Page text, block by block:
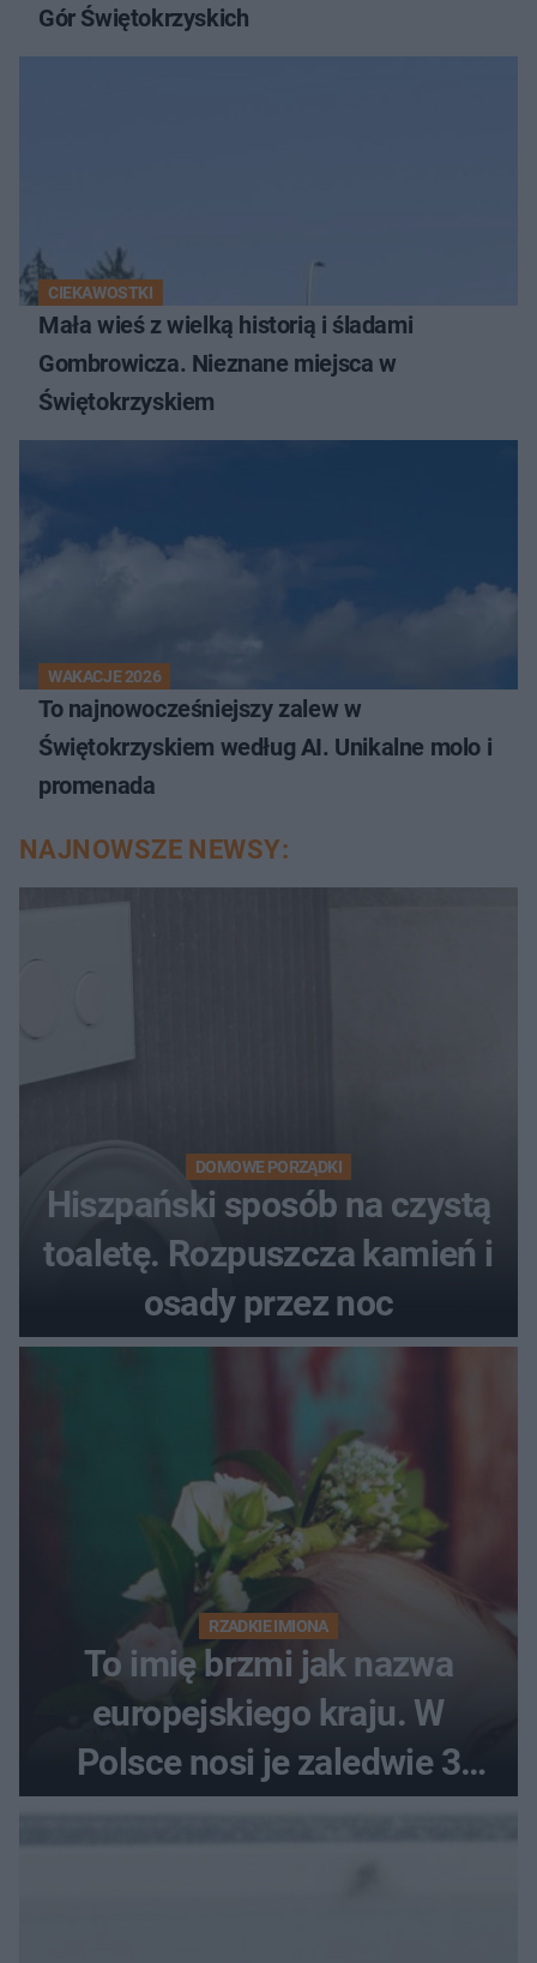
Gór Świętokrzyskich
CIEKAWOSTKI
Mała wieś z wielką historią i śladami
Gombrowicza. Nieznane miejsca w
Świętokrzyskiem
WAKACJE 2026
To najnowocześniejszy zalew w
Świętokrzyskiem według AI. Unikalne molo i
promenada
NAJNOWSZE NEWSY:
DOMOWE PORZĄDKI
Hiszpański sposób na czystą
toaletę. Rozpuszcza kamień i
osady przez noc
RZADKIE IMIONA
To imię brzmi jak nazwa
europejskiego kraju. W
Polsce nosi je zaledwie 3